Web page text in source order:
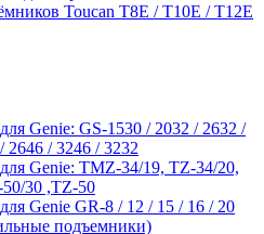
Toucan T8E / T10E / T12E
Genie: GS-1530 / 2032 / 2632 /
2646 / 3246 / 3232
Genie: TMZ-34/19, TZ-34/20,
30 ,TZ-50
Genie GR-8 / 12 / 15 / 16 / 20
подъемники)